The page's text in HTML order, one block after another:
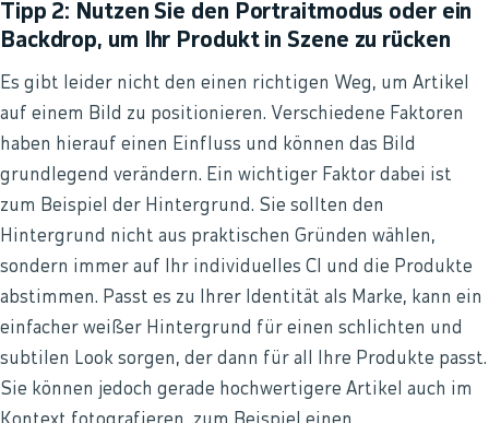
Tipp 2: Nutzen Sie den Portraitmodus oder ein
Backdrop, um Ihr Produkt in Szene zu rücken
Es gibt leider nicht den einen richtigen Weg, um Artikel
auf einem Bild zu positionieren. Verschiedene Faktoren
haben hierauf einen Einfluss und können das Bild
grundlegend verändern. Ein wichtiger Faktor dabei ist
zum Beispiel der Hintergrund. Sie sollten den
Hintergrund nicht aus praktischen Gründen wählen,
sondern immer auf Ihr individuelles CI und die Produkte
abstimmen. Passt es zu Ihrer Identität als Marke, kann ein
einfacher weißer Hintergrund für einen schlichten und
subtilen Look sorgen, der dann für all Ihre Produkte passt.
Sie können jedoch gerade hochwertigere Artikel auch im